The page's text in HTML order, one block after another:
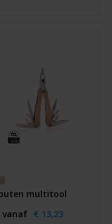
multitool
vanaf € 13,23